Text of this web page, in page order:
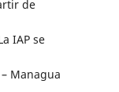
de
IAP se
Managua